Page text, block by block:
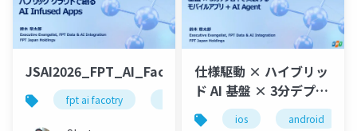
JSAI2026_FPT_AI_Factory_v3
fpt ai facotry gpu cloud nvidia
仕様駆動 × ハイブリッ
ド AI 基盤 × 3分デプロ
イで実装するモバイル
ios android